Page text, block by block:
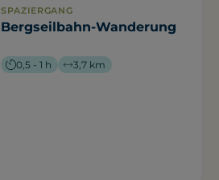
SPAZIERGANG
Bergseilbahn-Wanderung
0,5 - 1 h 3,7 km